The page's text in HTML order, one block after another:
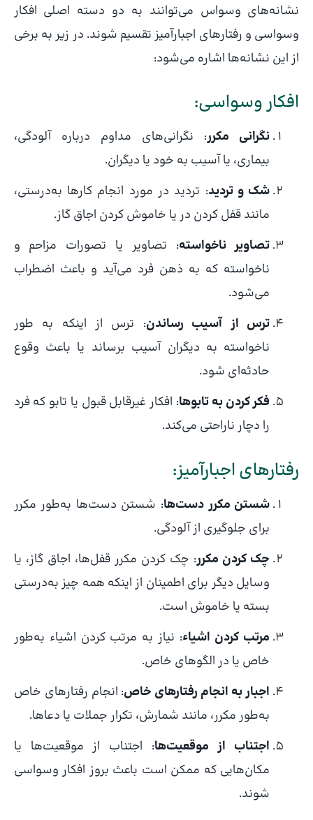
نشانه‌های وسواس می‌توانند به دو دسته اصلی افکار
وسواسی و رفتارهای اجبارآمیز تقسیم شوند. در زیر به برخی
از این نشانه‌ها اشاره می‌شود:
افکار وسواسی:
نگرانی مکرر: نگرانی‌های مداوم درباره آلودگی،
بیماری، یا آسیب به خود یا دیگران.
شک و تردید: تردید در مورد انجام کارها به‌درستی،
مانند قفل کردن در یا خاموش کردن اجاق گاز.
تصاویر ناخواسته: تصاویر یا تصورات مزاحم و
ناخواسته که به ذهن فرد می‌آید و باعث اضطراب
می‌شود.
ترس از آسیب رساندن: ترس از اینکه به طور
ناخواسته به دیگران آسیب برساند یا باعث وقوع
حادثه‌ای شود.
فکر کردن به تابوها: افکار غیرقابل قبول یا تابو که فرد
را دچار ناراحتی می‌کند.
رفتارهای اجبارآمیز:
شستن مکرر دست‌ها: شستن دست‌ها به‌طور مکرر
برای جلوگیری از آلودگی.
چک کردن مکرر: چک کردن مکرر قفل‌ها، اجاق گاز، یا
وسایل دیگر برای اطمینان از اینکه همه چیز به‌درستی
بسته یا خاموش است.
مرتب کردن اشیاء: نیاز به مرتب کردن اشیاء به‌طور
خاص یا در الگوهای خاص.
اجبار به انجام رفتارهای خاص: انجام رفتارهای خاص
به‌طور مکرر، مانند شمارش، تکرار جملات یا دعاها.
اجتناب از موقعیت‌ها: اجتناب از موقعیت‌ها یا
مکان‌هایی که ممکن است باعث بروز افکار وسواسی
شوند.